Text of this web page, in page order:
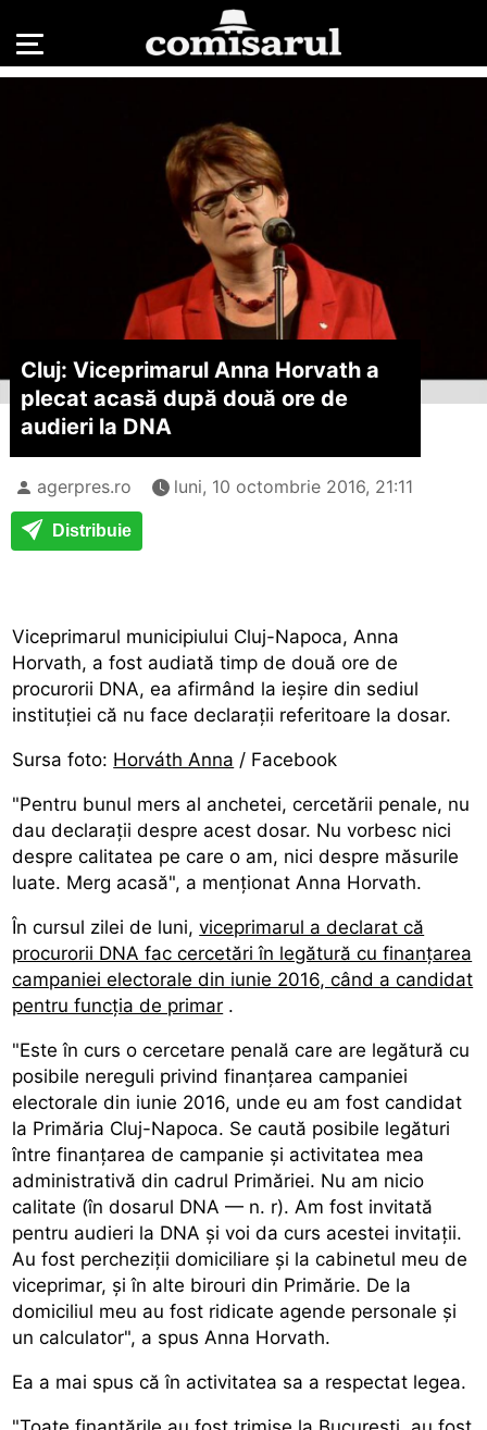
Cluj: Viceprimarul Anna Horvath a
plecat acasă după două ore de
audieri la DNA
agerpres.ro luni, 10 octombrie 2016, 21:11
Distribuie
Viceprimarul municipiului Cluj-Napoca, Anna
Horvath, a fost audiată timp de două ore de
procurorii DNA, ea afirmând la ieșire din sediul
instituției că nu face declarații referitoare la dosar.
Sursa foto: Horváth Anna / Facebook
"Pentru bunul mers al anchetei, cercetării penale, nu
dau declarații despre acest dosar. Nu vorbesc nici
despre calitatea pe care o am, nici despre măsurile
luate. Merg acasă", a menționat Anna Horvath.
În cursul zilei de luni,viceprimarul a declarat că
procurorii DNA fac cercetări în legătură cu finanțarea
campaniei electorale din iunie 2016, când a candidat
pentru funcția de primar .
"Este în curs o cercetare penală care are legătură cu
posibile nereguli privind finanțarea campaniei
electorale din iunie 2016, unde eu am fost candidat
la Primăria Cluj-Napoca. Se caută posibile legături
între finanțarea de campanie și activitatea mea
administrativă din cadrul Primăriei. Nu am nicio
calitate (în dosarul DNA — n. r). Am fost invitată
pentru audieri la DNA și voi da curs acestei invitații.
Au fost percheziții domiciliare și la cabinetul meu de
viceprimar, și în alte birouri din Primărie. De la
domiciliul meu au fost ridicate agende personale și
un calculator", a spus Anna Horvath.
Ea a mai spus că în activitatea sa a respectat legea.